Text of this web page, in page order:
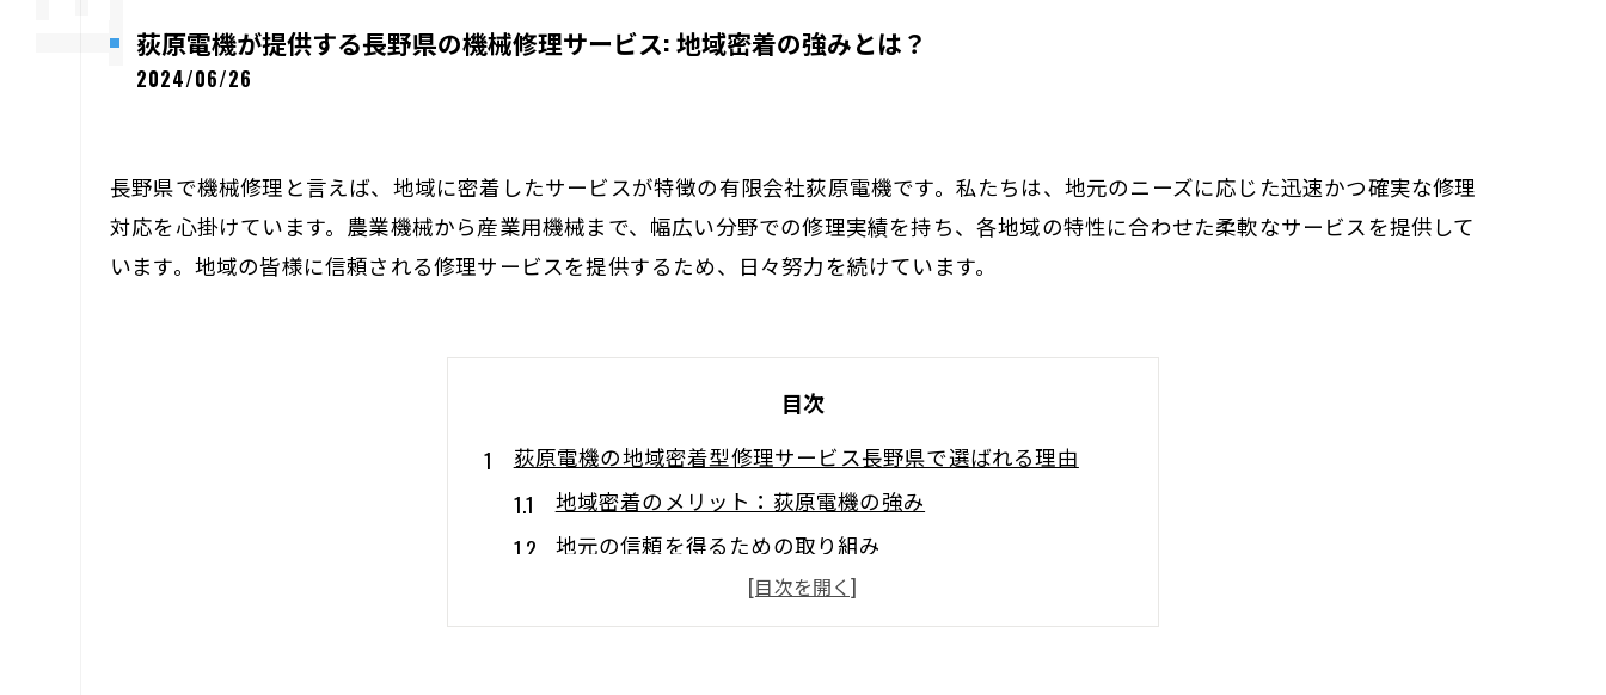
荻原電機が提供する長野県の機械修理サービス: 地域密着の強みとは？
2024/06/26
長野県で機械修理と言えば、地域に密着したサービスが特徴の有限会社荻原電機です。私たちは、地元のニーズに応じた迅速かつ確実な修理
対応を心掛けています。農業機械から産業用機械まで、幅広い分野での修理実績を持ち、各地域の特性に合わせた柔軟なサービスを提供して
います。地域の皆様に信頼される修理サービスを提供するため、日々努力を続けています。
目次
荻原電機の地域密着型修理サービス長野県で選ばれる理由
地域密着のメリット：荻原電機の強み
地元の信頼を得るための取り組み
長野県内各地での実績紹介
お客様の声：荻原電機のサービスに対する評価